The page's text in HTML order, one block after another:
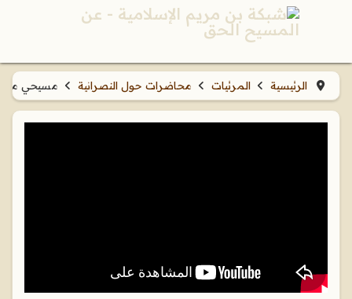
الرئيسية المرئيات محاضرات حول النصرانية مسيحي